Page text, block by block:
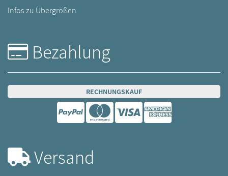
Infos zu Übergrößen
Bezahlung
RECHNUNGSKAUF
Versand